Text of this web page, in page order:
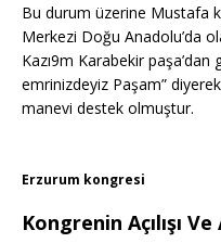
Bu durum üzerine Mustafa
Merkezi Doğu Anadolu’da
Kazı9m Karabekir
emrinizdeyiz Paşam”
manevi destek olmuştur.
Erzurum kongresi
Kongrenin Açılışı